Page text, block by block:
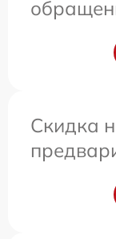
Скидка